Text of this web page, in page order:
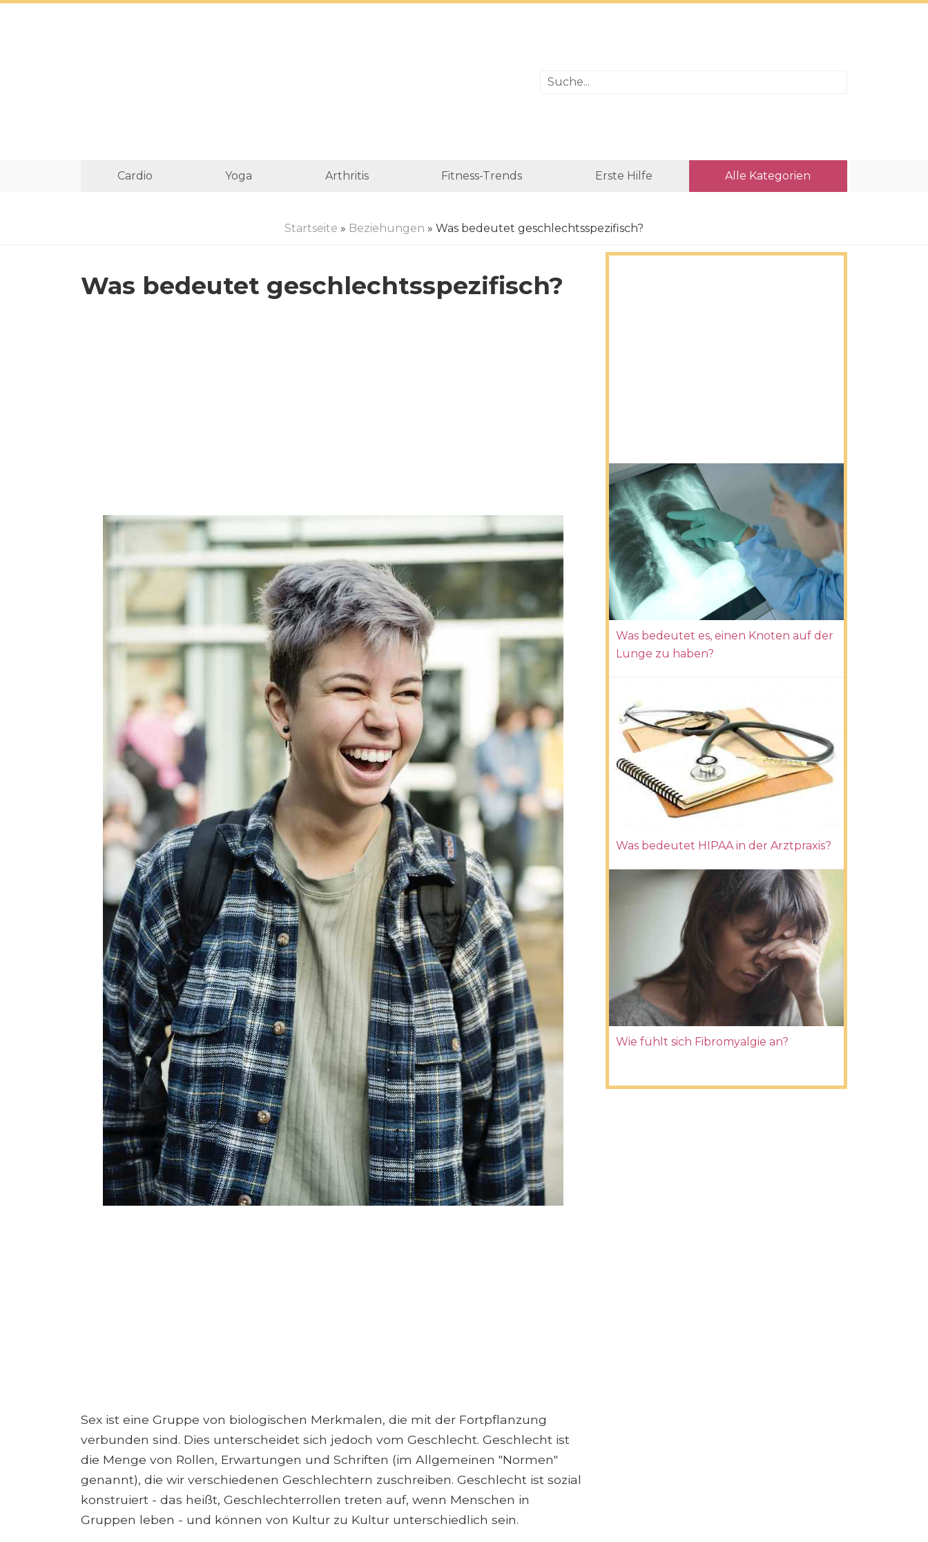
Cardio Yoga Arthritis Fitness-Trends Erste Hilfe Alle Kategorien
Startseite » Beziehungen » Was bedeutet geschlechtsspezifisch?
Was bedeutet geschlechtsspezifisch?
Sex ist eine Gruppe von biologischen Merkmalen, die mit der Fortpflanzung
verbunden sind. Dies unterscheidet sich jedoch vom Geschlecht. Geschlecht ist
die Menge von Rollen, Erwartungen und Schriften (im Allgemeinen "Normen"
genannt), die wir verschiedenen Geschlechtern zuschreiben. Geschlecht ist sozial
konstruiert - das heißt, Geschlechterrollen treten auf, wenn Menschen in
Gruppen leben - und können von Kultur zu Kultur unterschiedlich sein.
Was bedeutet es, einen Knoten auf der
Lunge zu haben?
Was bedeutet HIPAA in der Arztpraxis?
Wie fühlt sich Fibromyalgie an?